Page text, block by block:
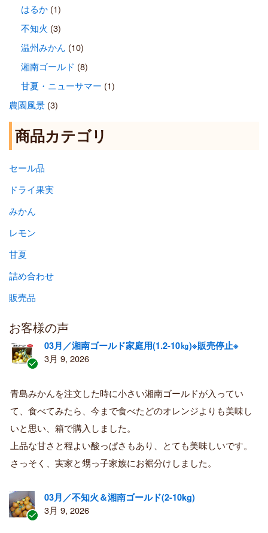
はるか(1)
不知火 (3)
温州みかん (10)
湘南ゴールド (8)
甘夏・ニューサマー (1)
農園風景(3)
商品カテゴリ
セール品
ドライ果実
みかん
レモン
甘夏
詰め合わせ
販売品
お客様の声
証
済
み
購
者
03月／湘南ゴールド家庭用(1.2-10㎏)※販売停止※
3月 9, 2026
青島みかんを注文した時に小さい湘南ゴールドが入ってい
て、食べてみたら、今まで食べたどのオレンジよりも美味し
いと思い、箱で購入しました。
上品な甘さと程よい酸っぱさもあり、とても美味しいです。
さっそく、実家と甥っ子家族にお裾分けしました。
03月／不知火＆湘南ゴールド(2-10kg)
3月 9, 2026